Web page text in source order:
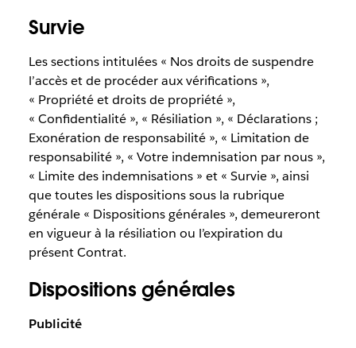
Survie
Les sections intitulées « Nos droits de suspendre
l’accès et de procéder aux vérifications »,
« Propriété et droits de propriété »,
« Confidentialité », « Résiliation », « Déclarations ;
Exonération de responsabilité », « Limitation de
responsabilité », « Votre indemnisation par nous »,
« Limite des indemnisations » et « Survie », ainsi
que toutes les dispositions sous la rubrique
générale « Dispositions générales », demeureront
en vigueur à la résiliation ou l’expiration du
présent Contrat.
Dispositions générales
Publicité